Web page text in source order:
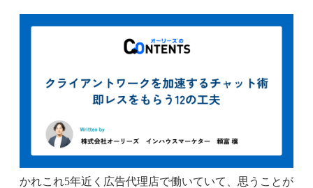
かれこれ5年近く広告代理店で働いていて、思うことが